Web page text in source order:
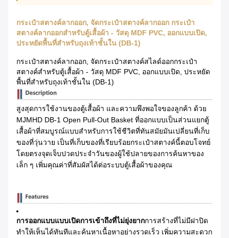
กระเป๋าสตางค์ลากออก, จัดกระเป๋าสตางค์ลากออก กระเป๋า
สตางค์ลากออกสําหรับตู้เสื้อผ้า - วัสดุ MDF PVC, ออกแบบเปิด,
ประหยัดพื้นที่สําหรับถุงเท้าชั้นใน (DB-1)
กระเป๋าสตางค์ลากออก, จัดกระเป๋าสตางค์สไลด์ออกกระเป๋า
สตางค์สําหรับตู้เสื้อผ้า - วัสดุ MDF PVC, ออกแบบเปิด, ประหยัด
พื้นที่สําหรับถุงเท้าชั้นใน (DB-1)
สูงสุดการใช้งานของตู้เสื้อผ้า และความพึงพอใจของลูกค้า ด้วย
MJMHD DB-1 Open Pull-Out Basket ที่ออกแบบเป็นส่วนแยกตู้
เสื้อผ้าที่สมบูรณ์แบบสําหรับการใช้ชีวิตที่ทันสมัยมันเปลี่ยนที่เก็บ
ของที่วุ่นวาย เป็นที่เก็บของที่เรียบร้อยกระเป๋าสตางค์นี้ตอบโจทย์
โดยตรงจุดเจ็บปวดประจําวันของผู้ใช้ปลายของการค้นหาของ
เล็ก ๆ เพิ่มคุณค่าที่สัมผัสได้ต่อระบบตู้เสื้อผ้าของคุณ
การออกแบบแบบเปิดการเข้าถึงที่ไม่ยุ่งยากการสร้างที่ไม่มีฝาปิด
ทําให้เห็นได้ทันทีและค้นหาเนื้อหาอย่างรวดเร็ว เพิ่มความสะดวก